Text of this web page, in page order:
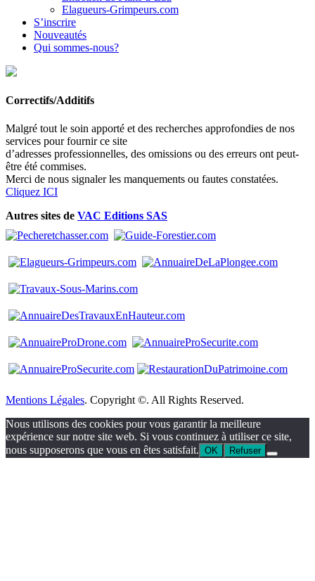
Elagueurs-Grimpeurs.com
S’inscrire
Nouveautés
Qui sommes-nous?
Correctifs/Additifs
Malgré tout le soin apporté et des recherches approfondies de nos
services pour fournir ce site
d’adresses professionnelles, des omissions ou des erreurs ont peut-
être été commises.
Merci de nous signaler les manquements ou fautes constatées.
Cliquez ICI
Autres sites de VAC Editions SAS
Mentions Légales. Copyright ©. All Rights Reserved.
Nous utilisons des cookies pour vous garantir la meilleure
expérience sur notre site web. Si vous continuez à utiliser ce site,
nous supposerons que vous en êtes satisfait. OK Refuser